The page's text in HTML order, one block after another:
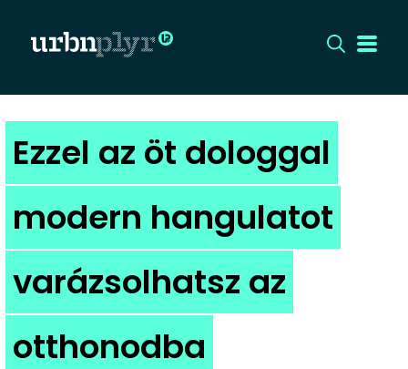
CÍMLAP
DIZÁJN
DIVAT
HIP
KULT
Ezzel az öt dologgal
modern hangulatot
varázsolhatsz az
otthonodba